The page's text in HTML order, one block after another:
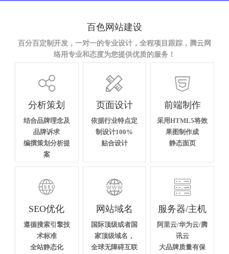
百色网站建设
百分百定制开发，一对一的专业设计，全程项目跟踪，腾云网
络用专业和态度为您提供优质的服务！

分析策划
结合品牌理念及
品牌诉求
编撰策划分析提
案

页面设计
依据行业特点定
制设计100%
贴合设计

前端制作
采用HTML5将效
果图制作成
静态面页

SEO优化
遵循搜索引擎技
术标准
全站静态化

网站域名
国际顶级或者国
家顶级域名，
全球无障碍互联

服务器/主机
阿里云/华为云/腾
讯云
大品牌质量有保